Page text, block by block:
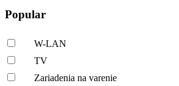
Popular
W-LAN
TV
Zariadenia na varenie